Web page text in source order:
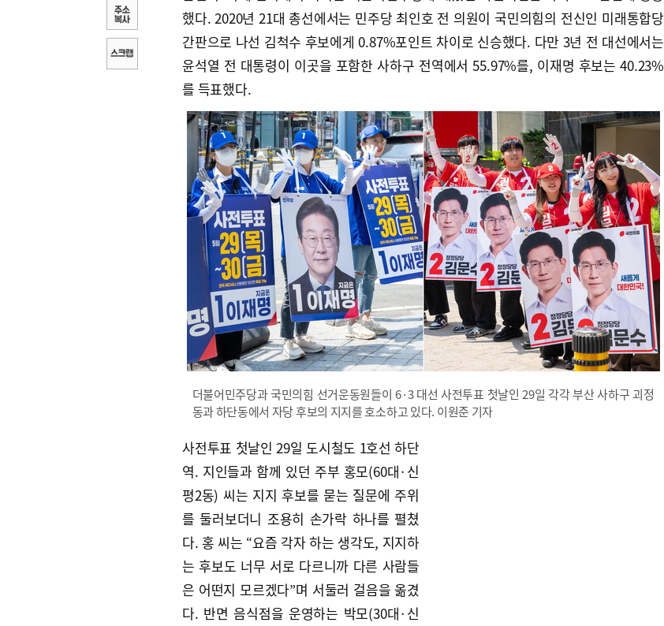
했다. 2020년 21대 총선에서는 민주당 최인호 전 의원이 국민의힘의 전신인 미래통합당
간판으로 나선 김척수 후보에게 0.87%포인트 차이로 신승했다. 다만 3년 전 대선에서는
윤석열 전 대통령이 이곳을 포함한 사하구 전역에서 55.97%를, 이재명 후보는 40.23%
를 득표했다.
더불어민주당과 국민의힘 선거운동원들이 6·3 대선 사전투표 첫날인 29일 각각 부산 사하구 괴정
동과 하단동에서 자당 후보의 지지를 호소하고 있다. 이원준 기자
사전투표 첫날인 29일 도시철도 1호선 하단
역. 지인들과 함께 있던 주부 홍모(60대·신
평2동) 씨는 지지 후보를 묻는 질문에 주위
를 둘러보더니 조용히 손가락 하나를 펼쳤
다. 홍 씨는 “요즘 각자 하는 생각도, 지지하
는 후보도 너무 서로 다르니까 다른 사람들
은 어떤지 모르겠다”며 서둘러 걸음을 옮겼
다. 반면 음식점을 운영하는 박모(30대·신